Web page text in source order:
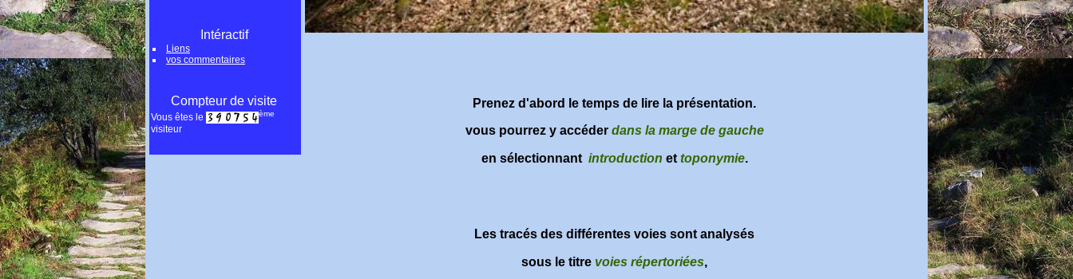
Intéractif
Liens
vos commentaires
Compteur de visite
Vous êtes le ème
visiteur
Prenez d'abord le temps de lire la présentation.
vous pourrez y accéder dans la marge de gauche
en sélectionnant introduction et toponymie.
Les tracés des différentes voies sont analysés
sous le titre voies répertoriées,